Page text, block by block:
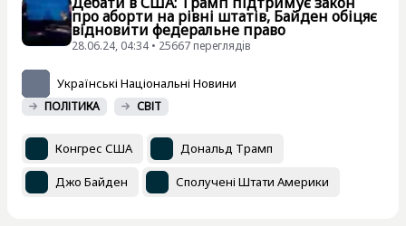
про аборти на рівні штатів, Байден обіцяє
відновити федеральне право
28.06.24, 04:34 • 25667 переглядiв
Українські Національні Новини
ПОЛІТИКА СВІТ
Конгрес США Дональд Трамп
Джо Байден Сполучені Штати Америки